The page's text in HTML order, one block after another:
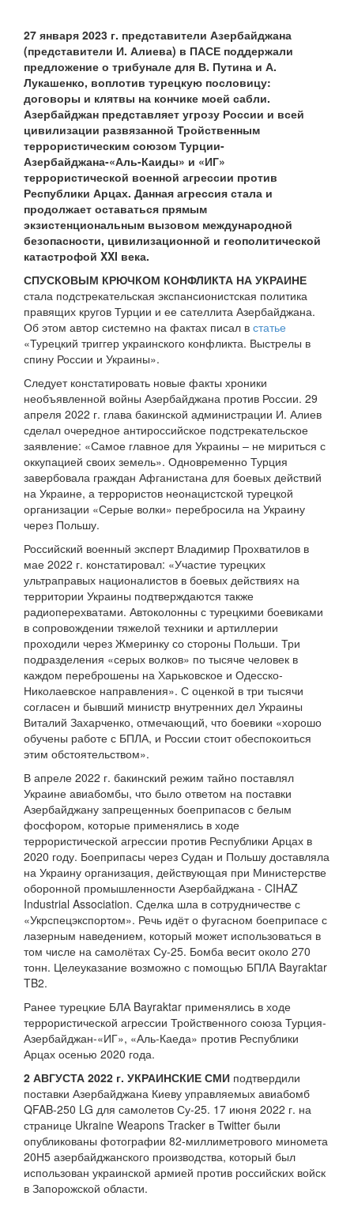
27 января 2023 г. представители Азербайджана
(представители И. Алиева) в ПАСЕ поддержали
предложение о трибунале для В. Путина и А.
Лукашенко, воплотив турецкую пословицу:
договоры и клятвы на кончике моей сабли.
Азербайджан представляет угрозу России и всей
цивилизации развязанной Тройственным
террористическим союзом Турции-
Азербайджана-«Аль-Каиды» и «ИГ»
террористической военной агрессии против
Республики Арцах. Данная агрессия стала и
продолжает оставаться прямым
экзистенциональным вызовом международной
безопасности, цивилизационной и геополитической
катастрофой XXI века.
СПУСКОВЫМ КРЮЧКОМ КОНФЛИКТА НА УКРАИНЕ
стала подстрекательская экспансионистская политика
правящих кругов Турции и ее сателлита Азербайджана.
Об этом автор системно на фактах писал в статье
«Турецкий триггер украинского конфликта. Выстрелы в
спину России и Украины».
Следует констатировать новые факты хроники
необъявленной войны Азербайджана против России. 29
апреля 2022 г. глава бакинской администрации И. Алиев
сделал очередное антироссийское подстрекательское
заявление: «Самое главное для Украины – не мириться с
оккупацией своих земель». Одновременно Турция
завербовала граждан Афганистана для боевых действий
на Украине, а террористов неонацистской турецкой
организации «Серые волки» перебросила на Украину
через Польшу.
Российский военный эксперт Владимир Прохватилов в
мае 2022 г. констатировал: «Участие турецких
ультраправых националистов в боевых действиях на
территории Украины подтверждаются также
радиоперехватами. Автоколонны с турецкими боевиками
в сопровождении тяжелой техники и артиллерии
проходили через Жмеринку со стороны Польши. Три
подразделения «серых волков» по тысяче человек в
каждом переброшены на Харьковское и Одесско-
Николаевское направления». С оценкой в три тысячи
согласен и бывший министр внутренних дел Украины
Виталий Захарченко, отмечающий, что боевики «хорошо
обучены работе с БПЛА, и России стоит обеспокоиться
этим обстоятельством».
В апреле 2022 г. бакинский режим тайно поставлял
Украине авиабомбы, что было ответом на поставки
Азербайджану запрещенных боеприпасов с белым
фосфором, которые применялись в ходе
террористической агрессии против Республики Арцах в
2020 году. Боеприпасы через Судан и Польшу доставляла
на Украину организация, действующая при Министерстве
оборонной промышленности Азербайджана - CIHAZ
Industrial Association. Сделка шла в сотрудничестве с
«Укрспецэкспортом». Речь идёт о фугасном боеприпасе с
лазерным наведением, который может использоваться в
том числе на самолётах Су-25. Бомба весит около 270
тонн. Целеуказание возможно с помощью БПЛА Bayraktar
TB2.
Ранее турецкие БЛА Bayraktar применялись в ходе
террористической агрессии Тройственного союза Турция-
Азербайджан-«ИГ», «Аль-Каеда» против Республики
Арцах осенью 2020 года.
2 АВГУСТА 2022 г. УКРАИНСКИЕ СМИ подтвердили
поставки Азербайджана Киеву управляемых авиабомб
QFAB-250 LG для самолетов Су-25. 17 июня 2022 г. на
странице Ukraine Weapons Tracker в Twitter были
опубликованы фотографии 82-миллиметрового миномета
20Н5 азербайджанского производства, который был
использован украинской армией против российских войск
в Запорожской области.